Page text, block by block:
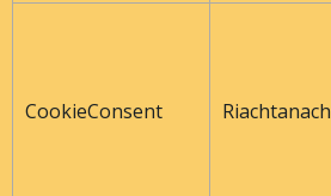
CookieConsent Riachtanach